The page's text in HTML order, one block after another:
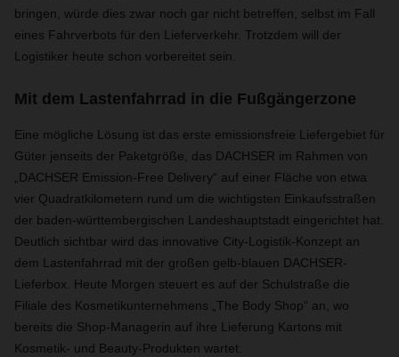
bringen, würde dies zwar noch gar nicht betreffen, selbst im Fall
eines Fahrverbots für den Lieferverkehr. Trotzdem will der
Logistiker heute schon vorbereitet sein.
Mit dem Lastenfahrrad in die Fußgängerzone
Eine mögliche Lösung ist das erste emissionsfreie Liefergebiet für
Güter jenseits der Paketgröße, das DACHSER im Rahmen von
„DACHSER Emission-Free Delivery“ auf einer Fläche von etwa
vier Quadratkilometern rund um die wichtigsten Einkaufsstraßen
der baden-württembergischen Landeshauptstadt eingerichtet hat.
Deutlich sichtbar wird das innovative City-Logistik-Konzept an
dem Lastenfahrrad mit der großen gelb-blauen DACHSER-
Lieferbox. Heute Morgen steuert es auf der Schulstraße die
Filiale des Kosmetikunternehmens „The Body Shop“ an, wo
bereits die Shop-Managerin auf ihre Lieferung Kartons mit
Kosmetik- und Beauty-Produkten wartet.